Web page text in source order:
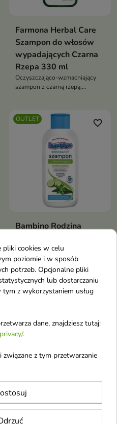
Farmona Herbal Care
Szampon do włosów
wypadających Czarna
Rzepa 330 ml
Oczyszczająco-wzmacniający
szampon z czarną rzepą,
wzmacnia włosy od nasady po
końce
OUTLET favorite_border
Bambino Rodzina
do włosów normalnych
i przetłuszczających się
400 ml(31-10-2026)
Przynoszą ukojenie
podrażnionej skórze głowy
Obecnie brak na stanie
cookies w celu
poziomie i w sposób
potrzeb. Opcjonalne pliki
lub dostarczaniu
z wykorzystaniem usług
dane, znajdziesz tutaj:
.
związane z tym przetwarzanie